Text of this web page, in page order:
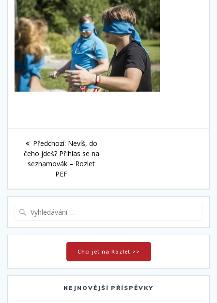
Navigace
pro
příspěvek
Předchozí: Předchozí
příspěvek:
Nevíš, do
čeho jdeš? Přihlas se na
seznamovák – Rozlet
PEF
Chci jet na Rozlet >>
NEJNOVĚJŠÍ PŘÍSPĚVKY